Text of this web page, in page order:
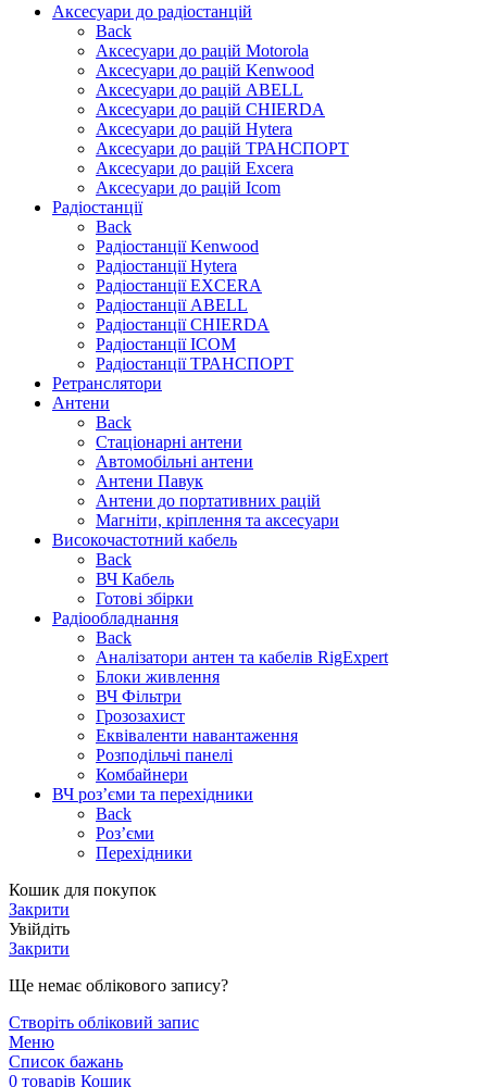
Аксесуари до радіостанцій
Back
Аксесуари до рацій Motorola
Аксесуари до рацій Kenwood
Аксесуари до рацій ABELL
Аксесуари до рацій CHIERDA
Аксесуари до рацій Hytera
Аксесуари до рацій ТРАНСПОРТ
Аксесуари до рацій Excera
Аксесуари до рацій Icom
Радіостанції
Back
Радіостанції Kenwood
Радіостанції Hytera
Радіостанції EXCERA
Радіостанції ABELL
Радіостанції CHIERDA
Радіостанції ICOM
Радіостанції ТРАНСПОРТ
Ретранслятори
Антени
Back
Стаціонарні антени
Автомобільні антени
Антени Павук
Антени до портативних рацій
Магніти, кріплення та аксесуари
Високочастотний кабель
Back
ВЧ Кабель
Готові збірки
Радіообладнання
Back
Аналізатори антен та кабелів RigExpert
Блоки живлення
ВЧ Фільтри
Грозозахист
Еквіваленти навантаження
Розподільчі панелі
Комбайнери
ВЧ роз’єми та перехідники
Back
Роз’єми
Перехідники
Кошик для покупок
Закрити
Увійдіть
Закрити
Ще немає облікового запису?
Створіть обліковий запис
Меню
Список бажань
0 товарів Кошик